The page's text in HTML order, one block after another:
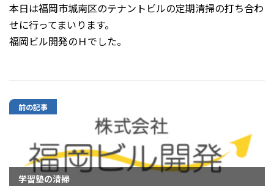
本日は福岡市城南区のテナントビルの定期清掃の打ち合わ
せに行ってまいります。
福岡ビル開発のＨでした。
前の記事
学習塾の清掃